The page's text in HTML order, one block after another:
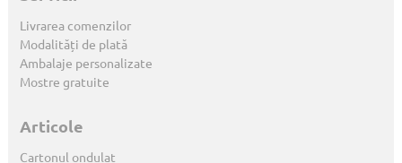
Livrarea comenzilor
Modalități de plată
Ambalaje personalizate
Mostre gratuite
Articole
Cartonul ondulat